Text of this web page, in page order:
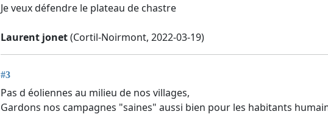
Je veux défendre le plateau de chastre
Laurent jonet(Cortil-Noirmont, 2022-03-19)
#3
Pas d éoliennes au milieu de nos villages,
Gardons nos campagnes "saines" aussi bien pour les habitants